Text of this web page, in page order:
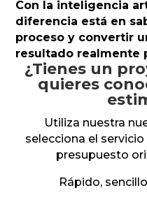
Con la inteligencia
diferencia está en
proceso y convertir
resultado realmente
¿Tienes un
quieres
Utiliza nuestra
selecciona el
presupuesto
Rápido,